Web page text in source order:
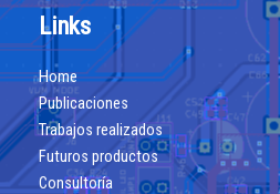
Links
Home
Publicaciones
Trabajos realizados
Futuros productos
Consultoría